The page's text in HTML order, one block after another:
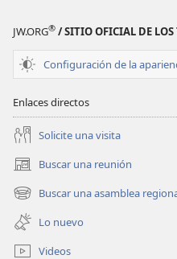
JW.ORG® / SITIO OFICIAL DE LOS
Configuración de la
Enlaces directos
Solicite una visita
Buscar una reunión
(abre
una
nueva
ventana)
Buscar una asamblea
(abre
una
nueva
ventana)
Lo nuevo
Videos